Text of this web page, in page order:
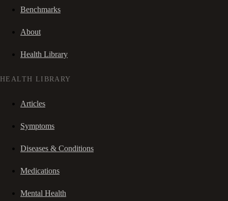
Benchmarks
About
Health Library
HEALTH LIBRARY
Articles
Symptoms
Diseases & Conditions
Medications
Mental Health